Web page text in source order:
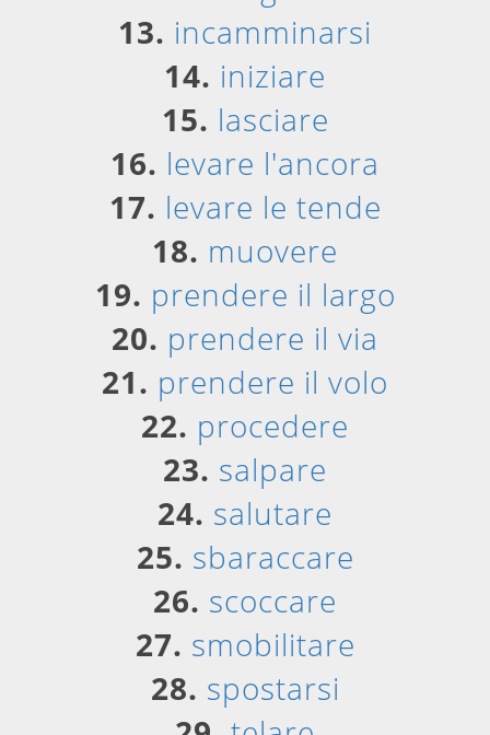
13. incamminarsi
14. iniziare
15. lasciare
16. levare l'ancora
17. levare le tende
18. muovere
19. prendere il largo
20. prendere il via
21. prendere il volo
22. procedere
23. salpare
24. salutare
25. sbaraccare
26. scoccare
27. smobilitare
28. spostarsi